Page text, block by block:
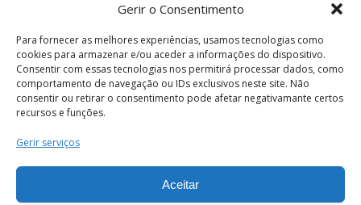
Gerir o Consentimento
Para fornecer as melhores experiências, usamos tecnologias como
cookies para armazenar e/ou aceder a informações do dispositivo.
Consentir com essas tecnologias nos permitirá processar dados, como
comportamento de navegação ou IDs exclusivos neste site. Não
consentir ou retirar o consentimento pode afetar negativamante certos
recursos e funções.
Gerir serviços
Aceitar
Termos e Condições